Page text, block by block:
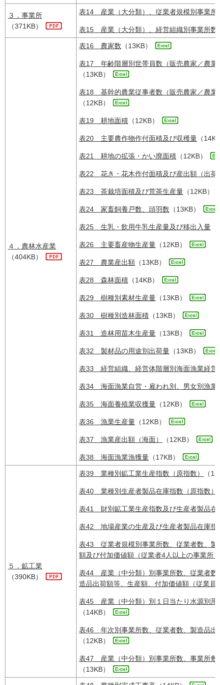
３．事業所
（371KB）
表14 産業（大分類）、従業者規模別事業所
表15 産業（大分類）、経営組織別事業所数
４．農林水産業
（404KB）
表16 農家数 （13KB）
表17 年齢階層別世帯員数（販売農家／農業
（13KB）
表18 基幹的農業従事者数（販売農家／農業
（12KB）
表19 耕地面積 （12KB）
表20 主要農作物作付面積及び収穫量 （
表21 耕地の拡張・かい廃面積 （12KB）
表22 花き・花木作付面積及び産出額（出荷
表23 茶栽培面積及び荒茶生産量 （12KB）
表24 家畜飼養戸数、頭羽数 （13KB）
表25 生乳・飲用牛乳生産量及び移出入量
表26 主要畜産物生産量 （12KB）
表27 農業産出額 （13KB）
表28 森林面積 （14KB）
表29 樹種別素材生産量 （13KB）
表30 樹種別造林面積 （13KB）
表31 造林用苗木生産量 （13KB）
表32 製材品の用途別出荷量 （13KB）
表33 経営組織、経営体階層別海面漁業経営
表34 海面漁業自営・雇われ別、男女別漁業
表35 海面養殖業収獲量 （12KB）
表36 漁業生産量 （12KB）
表37 漁業産出額（海面） （12KB）
表38 海面漁業漁獲量 （17KB）
５．鉱工業
（390KB）
表39 業種別鉱工業生産指数（原指数） （
表40 業種別生産者製品在庫指数（原指数）
表41 財別鉱工業生産指数及び生産者製品在
表42 地場産業の生産及び生産者製品在庫指
表43 従業者規模別事業所数、従業者数、製
額及び付加価値額（従業者4人以上の事業所）
表44 産業（中分類）別事業所数、従業者数
造品出荷額等、生産額、付加価値額（従業員
表45 産業（中分類）別１日当たり水源別用
（14KB）
表46 年次別事業所数、従業者数、製造品出
（12KB）
表47 産業（中分類）別事業所数、事業所敷
（13KB）